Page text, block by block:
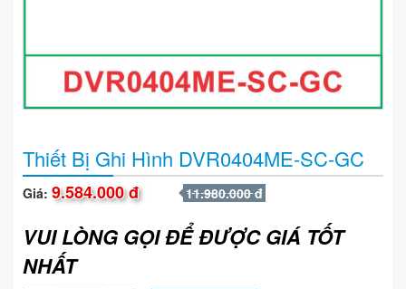
Thiết Bị Ghi Hình DVR0404ME-SC-GC
Giá: 9.584.000 đ 11.980.000 đ
VUI LÒNG GỌI ĐỂ ĐƯỢC GIÁ TỐT
NHẤT